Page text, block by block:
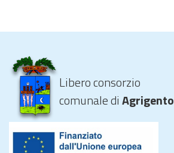
Libero consorzio
comunale diAgrigento